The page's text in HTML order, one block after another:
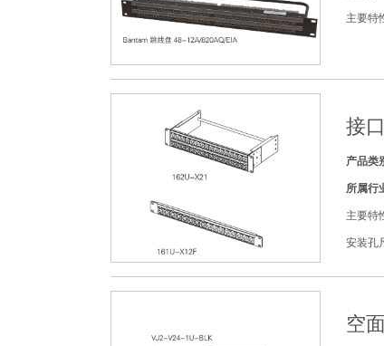
主要特
接
产品类
所属行
主要特
安装孔
空